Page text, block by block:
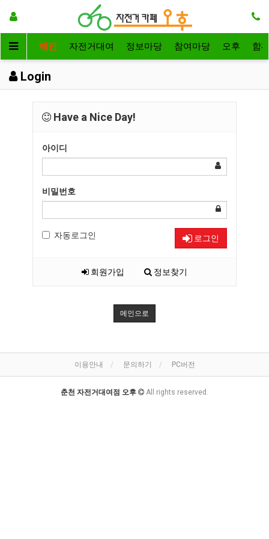
메인 자전거대여 정보마당 참여마당 오후 함
Login
Have a Nice Day!
아이디
비밀번호
자동로그인 로그인
회원가입 정보찾기
메인으로
이용안내 문의하기 PC버전
춘천 자전거대여점 오후 All rights reserved.